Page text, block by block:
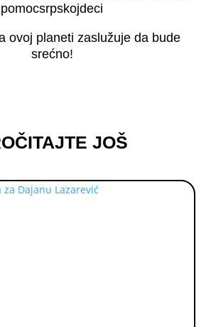
pomocsrpskojdeci
ovoj planeti zaslužuje da bude
srećno!
JOŠ